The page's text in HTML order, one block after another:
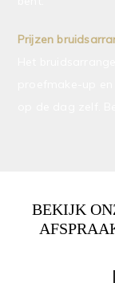
Prijzen
BEKIJK